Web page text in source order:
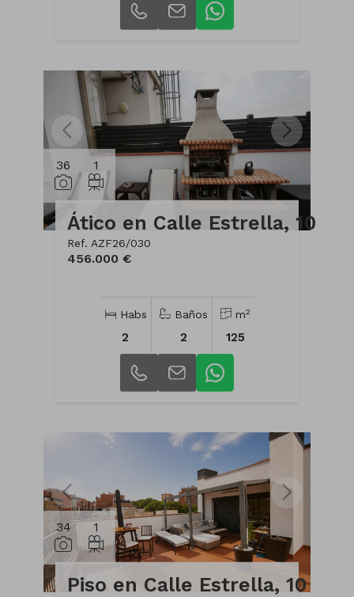
36 1
Ático en Calle Estrella, 10
Ref. AZF26/030
456.000 €
Habs
2
Baños
2
m2
125
34 1
Piso en Calle Estrella, 10